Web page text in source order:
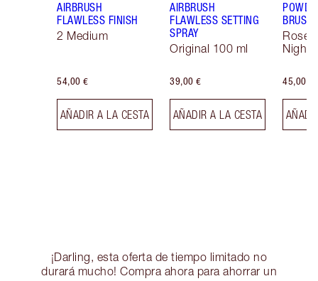
AIRBRUSH
FLAWLESS FINISH
2 Medium
54,00 €
AÑADIR A LA CESTA
AIRBRUSH
FLAWLESS SETTING
SPRAY
Original 100 ml
39,00 €
AÑADIR A LA CESTA
BRUSH
Rose
Night
45,00 €
¡Darling, esta oferta de tiempo limitado no
durará mucho! Compra ahora para ahorrar un